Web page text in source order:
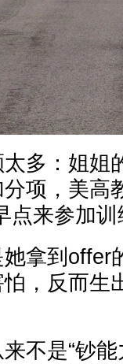
多：姐姐
项，美高
点来参加训
拿到offer
，反而生
不是“钞